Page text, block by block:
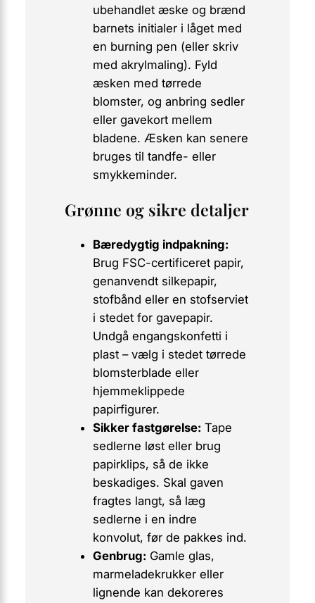
ubehandlet æske og brænd
barnets initialer i låget med
en burning pen (eller skriv
med akrylmaling). Fyld
æsken med tørrede
blomster, og anbring sedler
eller gavekort mellem
bladene. Æsken kan senere
bruges til tandfe- eller
smykkeminder.
Grønne og sikre detaljer
Bæredygtig indpakning:
Brug FSC-certificeret papir,
genanvendt silkepapir,
stofbånd eller en stofserviet
i stedet for gavepapir.
Undgå engangskonfetti i
plast – vælg i stedet tørrede
blomsterblade eller
hjemmeklippede
papirfigurer.
Sikker fastgørelse: Tape
sedlerne løsteller brug
papirklips, så de ikke
beskadiges. Skal gaven
fragtes langt, så læg
sedlerne i en indre
konvolut, før de pakkes ind.
Genbrug: Gamle glas,
marmelade­krukker eller
lignende kan dekoreres